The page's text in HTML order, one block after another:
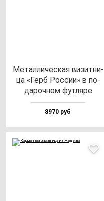
Метал­ли­чес­кая ви­зит­ни­
ца «Герб Рос­сии» в по­
да­роч­ном фут­ля­ре
8970 руб